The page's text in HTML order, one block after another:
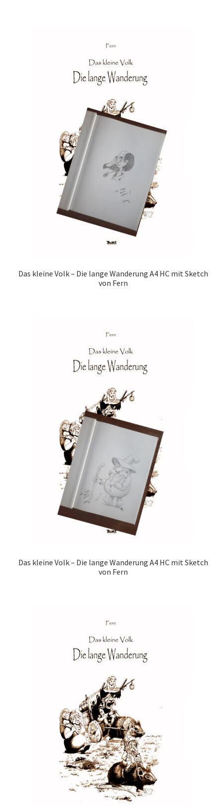
Das kleine Volk – Die lange Wanderung A4 HC mit Sketch
von Fern
Das kleine Volk – Die lange Wanderung A4 HC mit Sketch
von Fern